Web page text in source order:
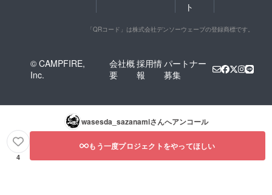
ト
「QRコード」は株式会社デンソーウェーブの登録商標です。
© CAMPFIRE,
Inc.
会社概
要
採用情
報
パートナー
募集
wasesda_sazanamiさんへアンコール
4
もう一度プロジェクトをやってほしい